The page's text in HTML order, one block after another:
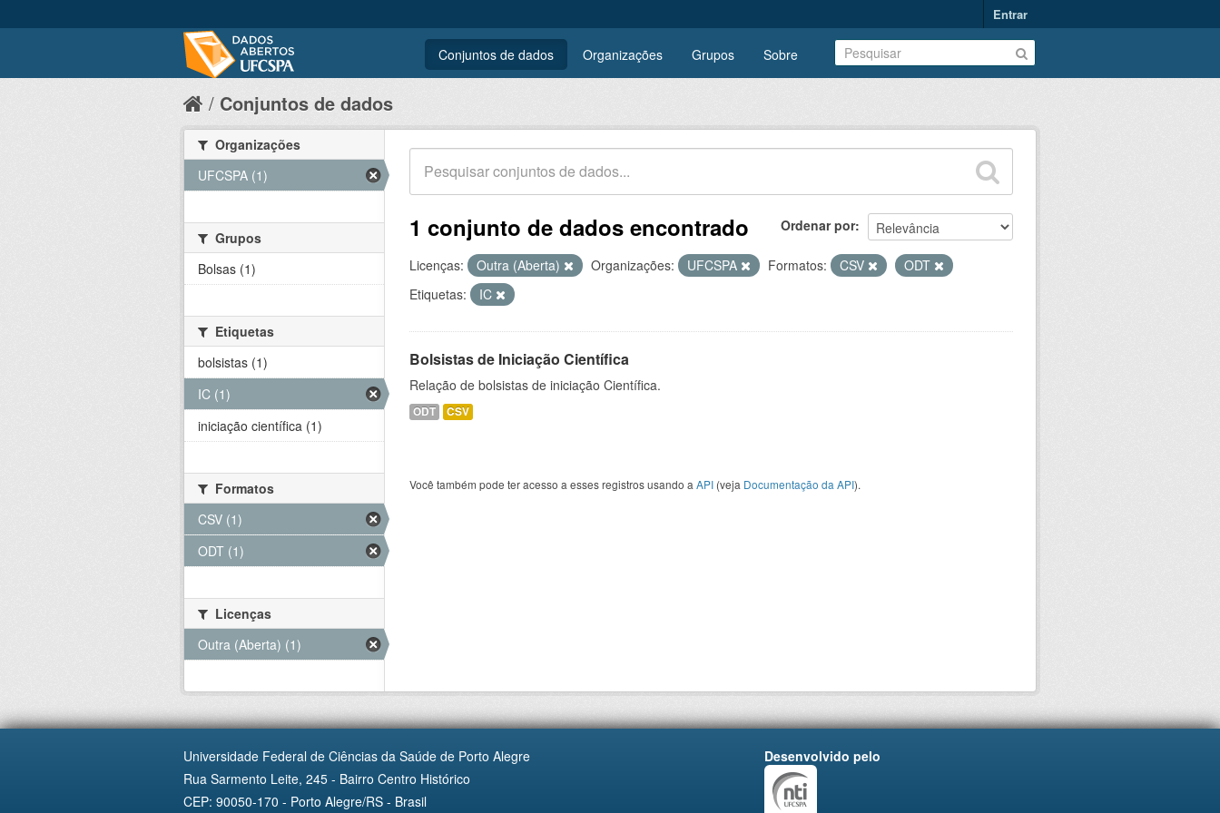
Entrar
Conjuntos de dados Organizações Grupos Sobre
Conjuntos de dados
Ordenar por
1 conjunto de dados encontrado
Licenças: Outra (Aberta) Organizações: UFCSPA Formatos: CSV
ODT
Etiquetas:
IC
Bolsistas de Iniciação Científica
Relação de bolsistas de iniciação Científica.
ODT CSV
Você também pode ter acesso a esses registros usando a API (veja Documentação da API).
Organizações
UFCSPA (1)
Grupos
Bolsas (1)
Etiquetas
bolsistas (1)
IC (1)
iniciação científica (1)
Formatos
CSV (1)
ODT (1)
Licenças
Outra (Aberta) (1)
Universidade Federal de Ciências da Saúde de Porto Alegre
Rua Sarmento Leite, 245 - Bairro Centro Histórico
CEP: 90050-170 - Porto Alegre/RS - Brasil
Desenvolvido pelo